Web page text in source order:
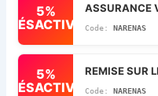
5%
DÉSACTIVÉ
ASSURANCE
NARENAS
5%
DÉSACTIVÉ
REMISE SUR
NARENAS